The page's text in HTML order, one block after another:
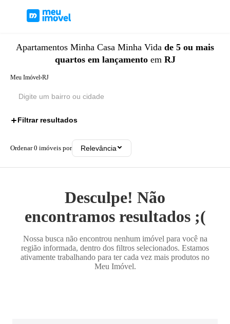
Apartamentos Minha Casa Minha Vida de 5 ou mais
quartos em lançamento em RJ
Meu Imóvel›RJ
Filtrar resultados
Ordenar0 imóveis por Relevância
Desculpe! Não
encontramos resultados ;(
Nossa busca não encontrou nenhum imóvel para você na
região informada, dentro dos filtros selecionados. Estamos
ativamente trabalhando para ter cada vez mais produtos no
Meu Imóvel.